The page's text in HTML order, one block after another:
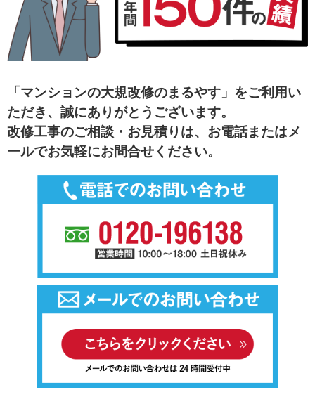
「マンションの大規改修のまるやす」をご利用い
ただき、誠にありがとうございます。
改修工事のご相談・お見積りは、お電話またはメ
ールでお気軽にお問合せください。